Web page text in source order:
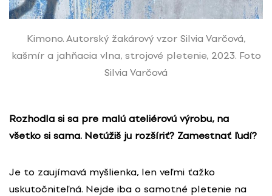
Kimono. Autorský žakárový vzor Silvia Varčová,
kašmír a jahňacia vlna, strojové pletenie, 2023. Foto
Silvia Varčová
Rozhodla si sa pre malú ateliérovú výrobu, na
všetko si sama. Netúžiš ju rozšíriť? Zamestnať ľudí?
Je to zaujímavá myšlienka, len veľmi ťažko
uskutočniteľná. Nejde iba o samotné pletenie na